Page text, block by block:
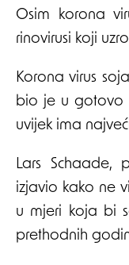
Osim korona
rinovirusi koji
Korona virus
bio je u gotovo
uvijek ima
Lars Schaade,
izjavio kako ne
u mjeri koja bi
prethodnih